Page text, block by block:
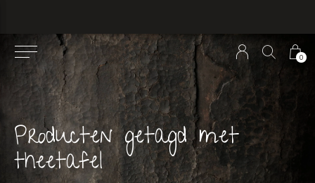
0
Producten getagd met
theetafel